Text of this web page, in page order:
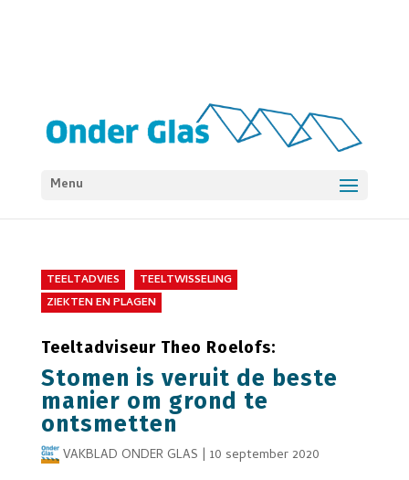
Menu
TEELTADVIES
TEELTWISSELING
ZIEKTEN EN PLAGEN
Teeltadviseur Theo Roelofs:
Stomen is veruit de beste
manier om grond te
ontsmetten
VAKBLAD ONDER GLAS | 10 september 2020